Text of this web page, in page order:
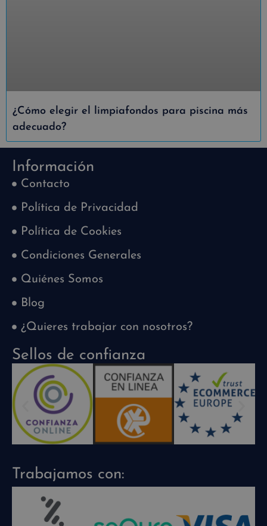
¿Cómo elegir el limpiafondos para piscina más
adecuado?
Información
Contacto
Política de Privacidad
Política de Cookies
Condiciones Generales
Quiénes Somos
Blog
¿Quieres trabajar con nosotros?
Sellos de confianza
Trabajamos con: